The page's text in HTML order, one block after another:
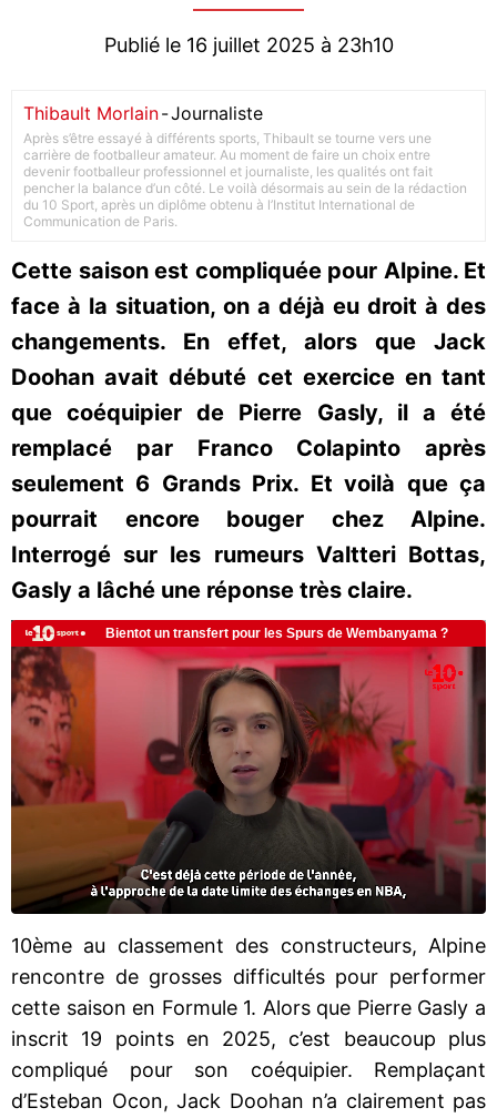
Publié le 16 juillet 2025 à 23h10
Thibault Morlain-Journaliste
Après s’être essayé à différents sports, Thibault se tourne vers une
carrière de footballeur amateur. Au moment de faire un choix entre
devenir footballeur professionnel et journaliste, les qualités ont fait
pencher la balance d’un côté. Le voilà désormais au sein de la rédaction
du 10 Sport, après un diplôme obtenu à l’Institut International de
Communication de Paris.
Cette saison est compliquée pour Alpine. Et
face à la situation, on a déjà eu droit à des
changements. En effet, alors que Jack
Doohan avait débuté cet exercice en tant
que coéquipier de Pierre Gasly, il a été
remplacé par Franco Colapinto après
seulement 6 Grands Prix. Et voilà que ça
pourrait encore bouger chez Alpine.
Interrogé sur les rumeurs Valtteri Bottas,
Gasly a lâché une réponse très claire.
10ème au classement des constructeurs, Alpine
rencontre de grosses difficultés pour performer
cette saison en Formule 1. Alors que Pierre Gasly a
inscrit 19 points en 2025, c’est beaucoup plus
compliqué pour son coéquipier. Remplaçant
d’Esteban Ocon, Jack Doohan n’a clairement pas